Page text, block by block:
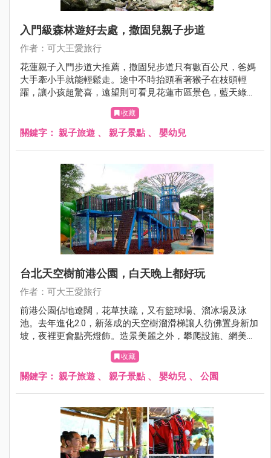
入門級森林遊好去處，撒固兒親子步道
作者：可大王愛旅行
花蓮親子入門步道大推薦，撒固兒步道只有數百公尺，爸媽
大手牽小手就能輕鬆走。途中不時抬頭看著猴子在枝頭輕
躍，讓小孩超驚喜，遠望則可看見花蓮市區景色，藍天綠意
超舒心。大約30分鐘就能遇見超美瀑布，如銀河劃過山壁飛
濺出點點星芒，一旁淺淺水池可玩水，夏天來這裡最是清涼
消暑。爬山健行，豐富生態又能玩水，親子家庭就來這裡鍛
收藏
關鍵字： 親子旅遊 、 親子景點 、 嬰幼兒
台北天空樹前港公園，白天晚上都好玩
作者：可大王愛旅行
前港公園佔地遼闊，花草扶疏，又有籃球場、溜冰場及泳
池。去年進化2.0，新落成的天空樹溜滑梯讓人彷佛置身新加
坡，夜裡更會點亮燈飾。造景美麗之外，攀爬設施、網美鞦
韆、沙坑塗鴉牆，大小朋友都適合。
收藏
關鍵字： 親子旅遊 、 親子景點 、 嬰幼兒 、 公園